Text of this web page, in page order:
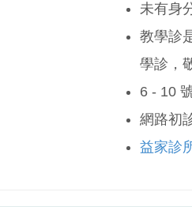
未有身
教學診
學診，
6 - 10
網路初
益家診